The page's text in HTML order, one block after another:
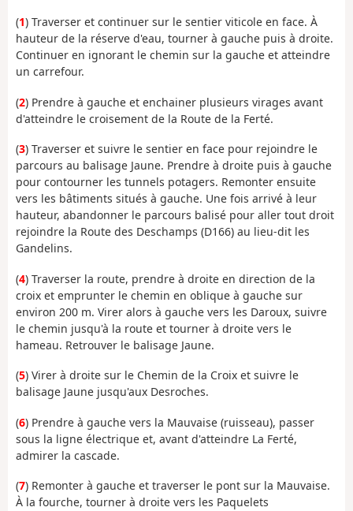
(1) Traverser et continuer sur le sentier viticole en face. À
hauteur de la réserve d'eau, tourner à gauche puis à droite.
Continuer en ignorant le chemin sur la gauche et atteindre
un carrefour.
(2) Prendre à gauche et enchainer plusieurs virages avant
d'atteindre le croisement de la Route de la Ferté.
(3) Traverser et suivre le sentier en face pour rejoindre le
parcours au balisage Jaune. Prendre à droite puis à gauche
pour contourner les tunnels potagers. Remonter ensuite
vers les bâtiments situés à gauche. Une fois arrivé à leur
hauteur, abandonner le parcours balisé pour aller tout droit
rejoindre la Route des Deschamps (D166) au lieu-dit les
Gandelins.
(4) Traverser la route, prendre à droite en direction de la
croix et emprunter le chemin en oblique à gauche sur
environ 200 m. Virer alors à gauche vers les Daroux, suivre
le chemin jusqu'à la route et tourner à droite vers le
hameau. Retrouver le balisage Jaune.
(5) Virer à droite sur le Chemin de la Croix et suivre le
balisage Jaune jusqu'aux Desroches.
(6) Prendre à gauche vers la Mauvaise (ruisseau), passer
sous la ligne électrique et, avant d'atteindre La Ferté,
admirer la cascade.
(7) Remonter à gauche et traverser le pont sur la Mauvaise.
À la fourche, tourner à droite vers les Paquelets